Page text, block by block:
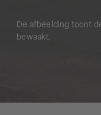
De afbeelding toont
bewaakt.